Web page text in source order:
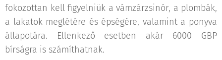
fokozottan kell figyelniük a vámzárzsinór, a plombák,
a lakatok meglétére és épségére, valamint a ponyva
állapotára. Ellenkező esetben akár 6000 GBP
bírságra is számíthatnak.